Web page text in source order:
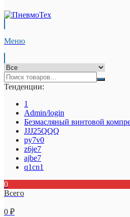
Меню
Тенденции:
1
Admin/login
Безмасляный винтовой
JJJ25QQQ
py7v0
z6je7
ajbe7
q1cn1
0
Всего
0 ₽